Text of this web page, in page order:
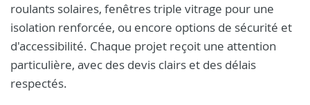
roulants solaires, fenêtres triple vitrage pour une
isolation renforcée, ou encore options de sécurité et
d'accessibilité. Chaque projet reçoit une attention
particulière, avec des devis clairs et des délais
respectés.